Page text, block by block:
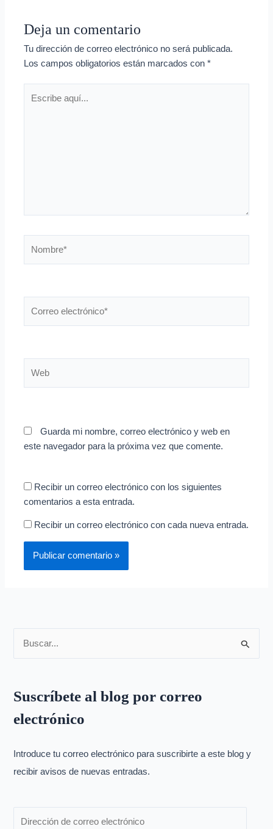
Deja un comentario
Tu dirección de correo electrónico no será publicada.
Los campos obligatorios están marcados con*
Guarda mi nombre, correo electrónico y web en
este navegador para la próxima vez que comente.
Recibir un correo electrónico con los siguientes
comentarios a esta entrada.
Recibir un correo electrónico con cada nueva entrada.
c
a
p
o
Suscríbete al blog por correo
electrónico
Introduce tu correo electrónico para suscribirte a este blog y
recibir avisos de nuevas entradas.